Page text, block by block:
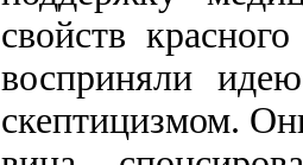
свойств
восприняли
скептицизмом.